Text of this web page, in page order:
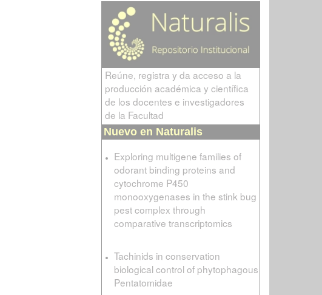
Reúne, registra y da acceso a la
producción académica y científica
de los docentes e investigadores
de la Facultad
Nuevo en Naturalis
Exploring multigene families of
odorant binding proteins and
cytochrome P450
monooxygenases in the stink bug
pest complex through
comparative transcriptomics
Tachinids in conservation
biological control of phytophagous
Pentatomidae